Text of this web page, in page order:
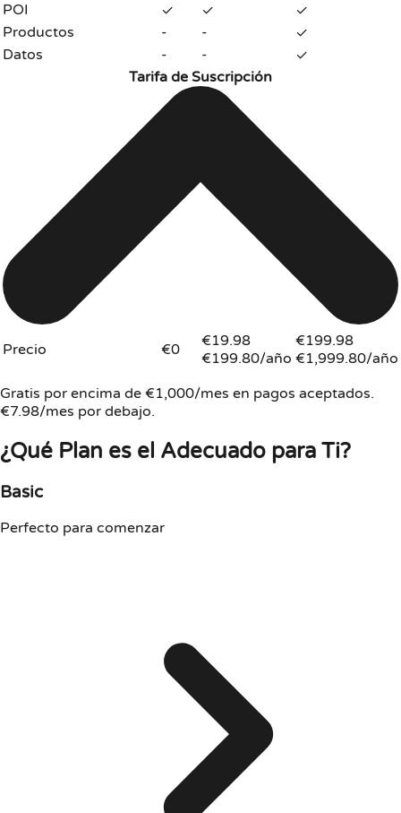
POI
✓ ✓
✓
Productos
- -
✓
Datos
- -
✓
Tarifa de Suscripción
Precio €0
€19.98
€199.80/año
€199.98
€1,999.80/año
Gratis por encima de €1,000/mes en pagos aceptados.
€7.98/mes por debajo.
¿Qué Plan es el Adecuado para Ti?
Basic
Perfecto para comenzar